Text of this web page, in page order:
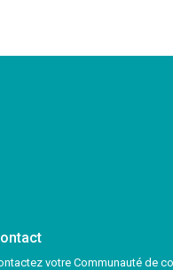
votre Communauté de